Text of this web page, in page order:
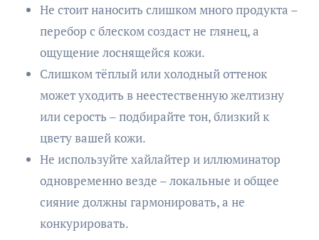
Не стоит наносить слишком много продукта –
перебор с блеском создаст не глянец, а
ощущение лоснящейся кожи.
Слишком тёплый или холодный оттенок
может уходить в неестественную желтизну
или серость – подбирайте тон, близкий к
цвету вашей кожи.
Не используйте хайлайтер и иллюминатор
одновременно везде – локальные и общее
сияние должны гармонировать, а не
конкурировать.